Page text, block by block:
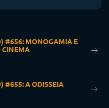
#656: MONOGAMIA E
CINEMA
#655: A ODISSEIA